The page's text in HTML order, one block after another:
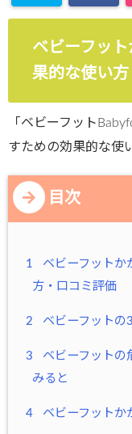
ベビーフッ
果的な使い
「ベビーフット
すための効果的な使
目次
1
ベビーフットか
方・口コミ評価
2 ベビーフットの
3
ベビーフットの
みると
4 ベビーフットか